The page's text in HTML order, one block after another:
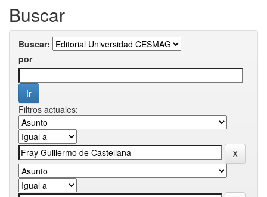
Buscar
Buscar:
por
Filtros actuales: